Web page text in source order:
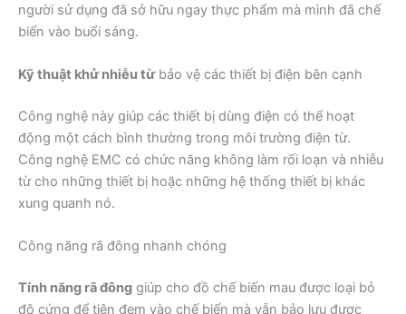
người sử dụng đã sở hữu ngay thực phẩm mà mình đã chế
biến vào buổi sáng.
Kỹ thuật khử nhiễu từbảo vệ các thiết bị điện bên cạnh
Công nghệ này giúp các thiết bị dùng điện có thể hoạt
động một cách bình thường trong môi trường điện từ.
Công nghệ EMC có chức năng không làm rối loạn và nhiễu
từ cho những thiết bị hoặc những hệ thống thiết bị khác
xung quanh nó.
Công năng rã đông nhanh chóng
Tính năng rã đông giúp cho đồ chế biến mau được loại bỏ
độ cứng để tiện đem vào chế biến mà vẫn bảo lưu được